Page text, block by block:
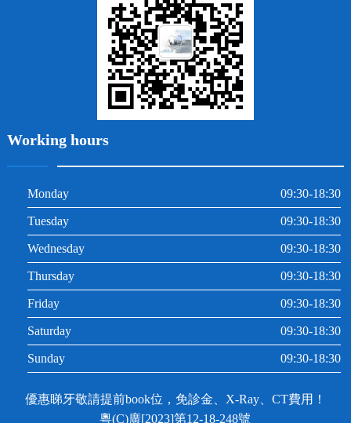
Working hours
Monday 09:30-18:30
Tuesday 09:30-18:30
Wednesday 09:30-18:30
Thursday 09:30-18:30
Friday 09:30-18:30
Saturday 09:30-18:30
Sunday 09:30-18:30
優惠睇牙敬請提前book位，免診金、X-Ray、CT費用！
粵(C)廣[2023]第12-18-248號